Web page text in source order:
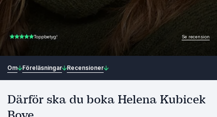
5.00 av 5 Toppbetyg! Se recension
Om Föreläsningar Recensioner
Därför ska du boka Helena Kubicek